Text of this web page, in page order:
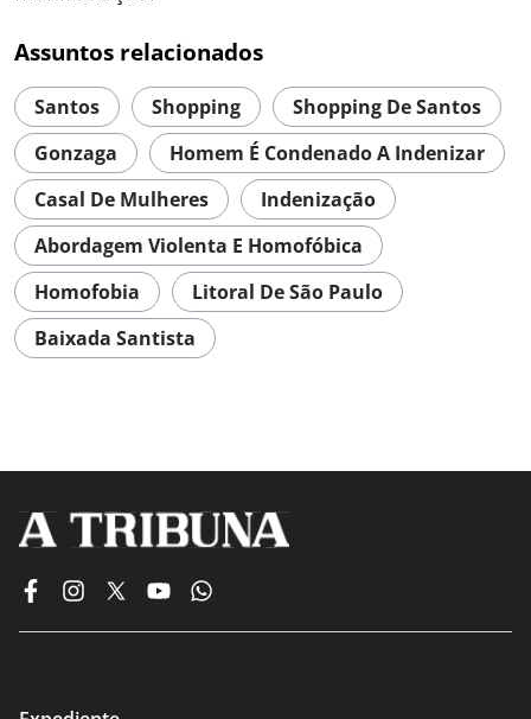
Assuntos relacionados
Santos Shopping
Shopping De Santos
Gonzaga
Homem É Condenado A Indenizar
Casal De Mulheres
Indenização
Abordagem Violenta E Homofóbica
Homofobia
Litoral De São Paulo
Baixada Santista